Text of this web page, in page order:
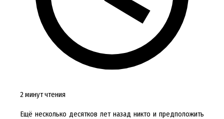
2 минут чтения
Ещё несколько десятков лет назад никто и предположить